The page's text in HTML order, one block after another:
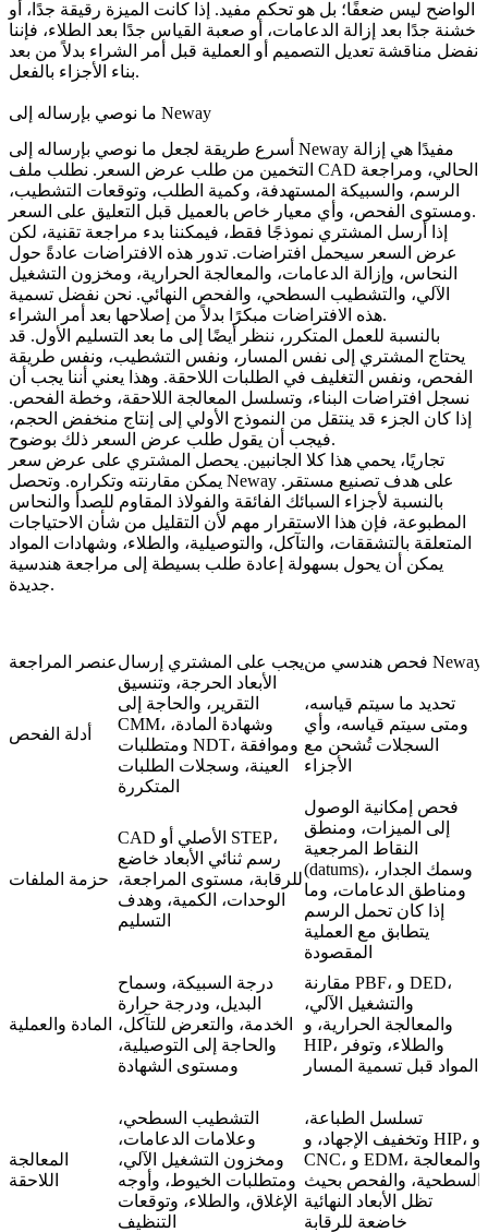
الواضح ليس ضعفًا؛ بل هو تحكم مفيد. إذا كانت الميزة رقيقة جدًا، أو
خشنة جدًا بعد إزالة الدعامات، أو صعبة القياس جدًا بعد الطلاء، فإننا
نفضل مناقشة تعديل التصميم أو العملية قبل أمر الشراء بدلاً من بعد
بناء الأجزاء بالفعل.
ما نوصي بإرساله إلى Neway
أسرع طريقة لجعل ما نوصي بإرساله إلى Neway مفيدًا هي إزالة
التخمين من طلب عرض السعر. نطلب ملف CAD الحالي، ومراجعة
الرسم، والسبيكة المستهدفة، وكمية الطلب، وتوقعات التشطيب،
ومستوى الفحص، وأي معيار خاص بالعميل قبل التعليق على السعر.
إذا أرسل المشتري نموذجًا فقط، فيمكننا بدء مراجعة تقنية، لكن
عرض السعر سيحمل افتراضات. تدور هذه الافتراضات عادةً حول
النحاس، وإزالة الدعامات، والمعالجة الحرارية، ومخزون التشغيل
الآلي، والتشطيب السطحي، والفحص النهائي. نحن نفضل تسمية
هذه الافتراضات مبكرًا بدلاً من إصلاحها بعد أمر الشراء.
بالنسبة للعمل المتكرر، ننظر أيضًا إلى ما بعد التسليم الأول. قد
يحتاج المشتري إلى نفس المسار، ونفس التشطيب، ونفس طريقة
الفحص، ونفس التغليف في الطلبات اللاحقة. وهذا يعني أننا يجب أن
نسجل افتراضات البناء، وتسلسل المعالجة اللاحقة، وخطة الفحص.
إذا كان الجزء قد ينتقل من النموذج الأولي إلى إنتاج منخفض الحجم،
فيجب أن يقول طلب عرض السعر ذلك بوضوح.
تجاريًا، يحمي هذا كلا الجانبين. يحصل المشتري على عرض سعر
يمكن مقارنته وتكراره. وتحصل Neway على هدف تصنيع مستقر.
بالنسبة لأجزاء السبائك الفائقة والفولاذ المقاوم للصدأ والنحاس
المطبوعة، فإن هذا الاستقرار مهم لأن التقليل من شأن الاحتياجات
المتعلقة بالتشققات، والتآكل، والتوصيلية، والطلاء، وشهادات المواد
يمكن أن يحول بسهولة إعادة طلب بسيطة إلى مراجعة هندسية
جديدة.
عنصر المراجعةيجب على المشتري إرسال فحص هندسي من Neway
أدلة الفحص
الأبعاد الحرجة، وتنسيق
التقرير، والحاجة إلى
CMM، وشهادة المادة،
ومتطلبات NDT، وموافقة
العينة، وسجلات الطلبات
المتكررة
تحديد ما سيتم قياسه،
ومتى سيتم قياسه، وأي
السجلات تُشحن مع
الأجزاء
حزمة الملفات
CAD الأصلي أو STEP،
رسم ثنائي الأبعاد خاضع
للرقابة، مستوى المراجعة،
الوحدات، الكمية، وهدف
التسليم
فحص إمكانية الوصول
إلى الميزات، ومنطق
النقاط المرجعية
(datums)، وسمك الجدار،
ومناطق الدعامات، وما
إذا كان تحمل الرسم
يتطابق مع العملية
المقصودة
المادة والعملية
درجة السبيكة، وسماح
البديل، ودرجة حرارة
الخدمة، والتعرض للتآكل،
والحاجة إلى التوصيلية،
ومستوى الشهادة
مقارنة PBF، و DED،
والتشغيل الآلي،
والمعالجة الحرارية، و
HIP، والطلاء، وتوفر
المواد قبل تسمية المسار
المعالجة
اللاحقة
التشطيب السطحي،
وعلامات الدعامات،
ومخزون التشغيل الآلي،
ومتطلبات الخيوط، وأوجه
الإغلاق، والطلاء، وتوقعات
التنظيف
تسلسل الطباعة،
وتخفيف الإجهاد، و HIP، و
CNC، و EDM، والمعالجة
السطحية، والفحص بحيث
تظل الأبعاد النهائية
خاضعة للرقابة